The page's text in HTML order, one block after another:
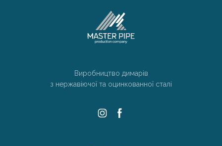
Виробництво димарів
з нержавіючої та оцинкованної сталі